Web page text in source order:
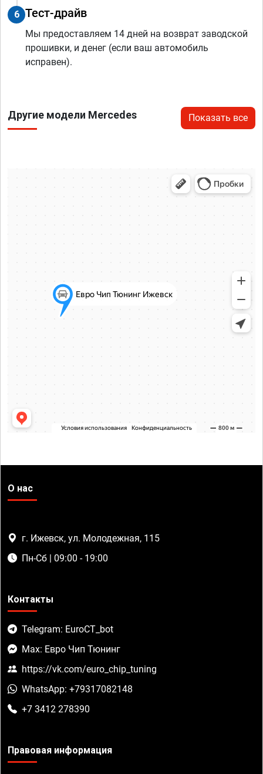
6 Тест-драйв
Мы предоставляем 14 дней на возврат заводской
прошивки, и денег (если ваш автомобиль
исправен).
Другие модели Mercedes Показать все
О нас
г. Ижевск, ул. Молодежная, 115
Пн-Сб | 09:00 - 19:00
Контакты
Telegram: EuroCT_bot
Max: Евро Чип Тюнинг
https://vk.com/euro_chip_tuning
WhatsApp: +79317082148
+7 3412 278390
Правовая информация